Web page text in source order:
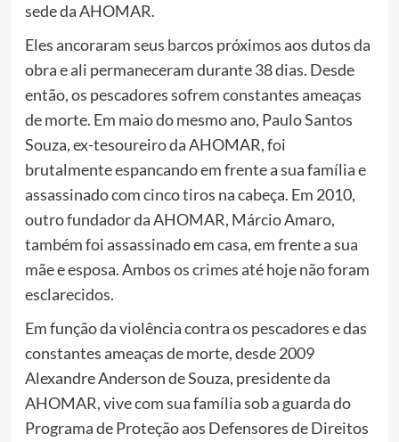
sede da AHOMAR.
Eles ancoraram seus barcos próximos aos dutos da
obra e ali permaneceram durante 38 dias. Desde
então, os pescadores sofrem constantes ameaças
de morte. Em maio do mesmo ano, Paulo Santos
Souza, ex-tesoureiro da AHOMAR, foi
brutalmente espancando em frente a sua família e
assassinado com cinco tiros na cabeça. Em 2010,
outro fundador da AHOMAR, Márcio Amaro,
também foi assassinado em casa, em frente a sua
mãe e esposa. Ambos os crimes até hoje não foram
esclarecidos.
Em função da violência contra os pescadores e das
constantes ameaças de morte, desde 2009
Alexandre Anderson de Souza, presidente da
AHOMAR, vive com sua família sob a guarda do
Programa de Proteção aos Defensores de Direitos